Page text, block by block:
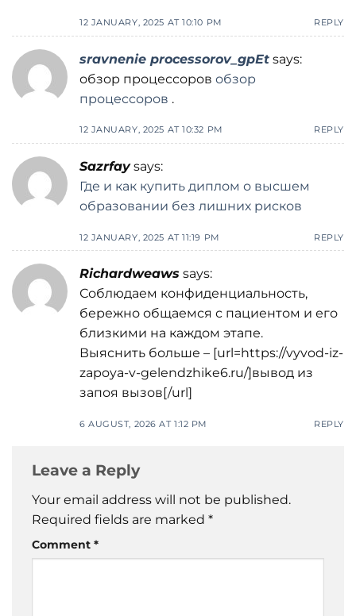
12 JANUARY, 2025 AT 10:10 PM REPLY
sravnenie processorov_gpEt says:
обзор процессоров обзор
процессоров .
12 JANUARY, 2025 AT 10:32 PM REPLY
Sazrfay says:
Где и как купить диплом о высшем
образовании без лишних рисков
12 JANUARY, 2025 AT 11:19 PM REPLY
Richardweaws says:
Соблюдаем конфиденциальность,
бережно общаемся с пациентом и его
близкими на каждом этапе.
Выяснить больше – [url=https://vyvod-iz-
zapoya-v-gelendzhike6.ru/]вывод из
запоя вызов[/url]
6 AUGUST, 2026 AT 1:12 PM REPLY
Leave a Reply
Your email address will not be published.
Required fields are marked *
Comment *